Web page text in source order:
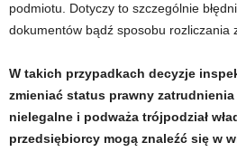
podmiotu. Dotyczy to szczególnie
dokumentów bądź sposobu rozliczania
W takich przypadkach decyzje
zmieniać status prawny
nielegalne i podważa trójpodział
przedsiębiorcy mogą znaleźć się w